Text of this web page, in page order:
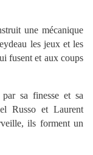
une mécanique
les jeux et les
fusent et aux coups
sa finesse et sa
Russo et Laurent
ils forment un